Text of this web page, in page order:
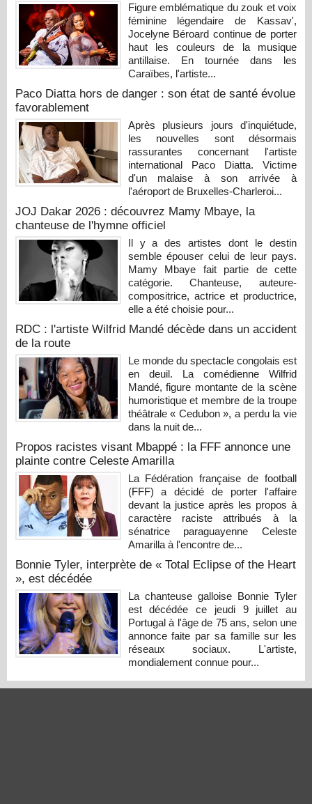
Figure emblématique du zouk et voix
féminine légendaire de Kassav',
Jocelyne Béroard continue de porter
haut les couleurs de la musique
antillaise. En tournée dans les
Caraïbes, l'artiste...
Paco Diatta hors de danger : son état de santé évolue
favorablement
Après plusieurs jours d'inquiétude,
les nouvelles sont désormais
rassurantes concernant l'artiste
international Paco Diatta. Victime
d'un malaise à son arrivée à
l'aéroport de Bruxelles-Charleroi...
JOJ Dakar 2026 : découvrez Mamy Mbaye, la
chanteuse de l'hymne officiel
Il y a des artistes dont le destin
semble épouser celui de leur pays.
Mamy Mbaye fait partie de cette
catégorie. Chanteuse, auteure-
compositrice, actrice et productrice,
elle a été choisie pour...
RDC : l'artiste Wilfrid Mandé décède dans un accident
de la route
Le monde du spectacle congolais est
en deuil. La comédienne Wilfrid
Mandé, figure montante de la scène
humoristique et membre de la troupe
théâtrale « Cedubon », a perdu la vie
dans la nuit de...
Propos racistes visant Mbappé : la FFF annonce une
plainte contre Celeste Amarilla
La Fédération française de football
(FFF) a décidé de porter l'affaire
devant la justice après les propos à
caractère raciste attribués à la
sénatrice paraguayenne Celeste
Amarilla à l'encontre de...
Bonnie Tyler, interprète de « Total Eclipse of the Heart
», est décédée
La chanteuse galloise Bonnie Tyler
est décédée ce jeudi 9 juillet au
Portugal à l'âge de 75 ans, selon une
annonce faite par sa famille sur les
réseaux sociaux. L'artiste,
mondialement connue pour...